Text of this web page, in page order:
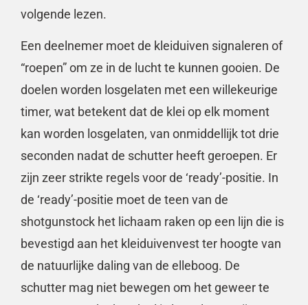
volgende lezen.
Een deelnemer moet de kleiduiven signaleren of
“roepen” om ze in de lucht te kunnen gooien. De
doelen worden losgelaten met een willekeurige
timer, wat betekent dat de klei op elk moment
kan worden losgelaten, van onmiddellijk tot drie
seconden nadat de schutter heeft geroepen. Er
zijn zeer strikte regels voor de ‘ready’-positie. In
de ‘ready’-positie moet de teen van de
shotgunstock het lichaam raken op een lijn die is
bevestigd aan het kleiduivenvest ter hoogte van
de natuurlijke daling van de elleboog. De
schutter mag niet bewegen om het geweer te